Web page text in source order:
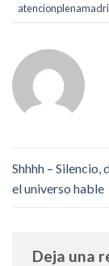
Shhhh – Silencio,
el universo hable
Deja una